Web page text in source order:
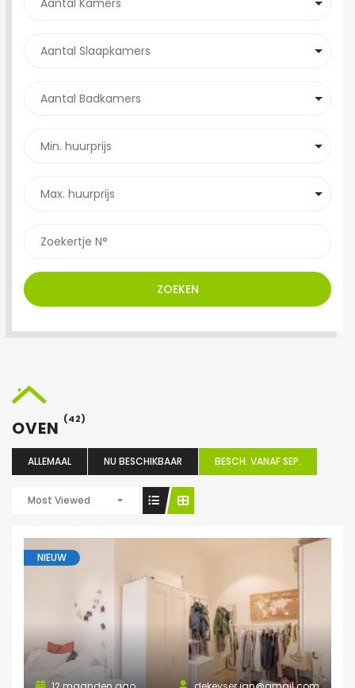
ZOEKEN
OVEN (42)
ALLEMAAL NU BESCHIKBAAR BESCH. VANAF SEP.
Most Viewed
NIEUW